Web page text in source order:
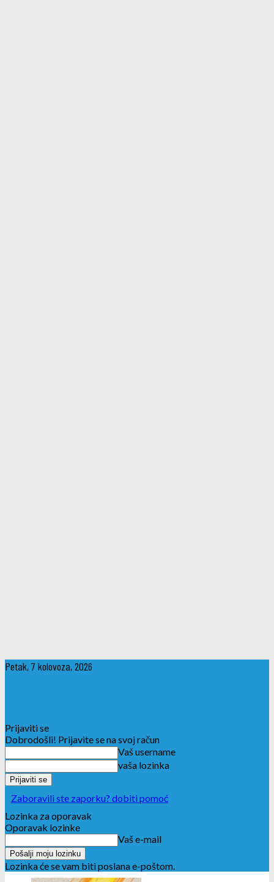
Petak, 7 kolovoza, 2026
Prijaviti se
Dobrodošli! Prijavite se na svoj račun
Vaš username
vaša lozinka
Zaboravili ste zaporku? dobiti pomoć
Lozinka za oporavak
Oporavak lozinke
Vaš e-mail
Lozinka će se vam biti poslana e-poštom.